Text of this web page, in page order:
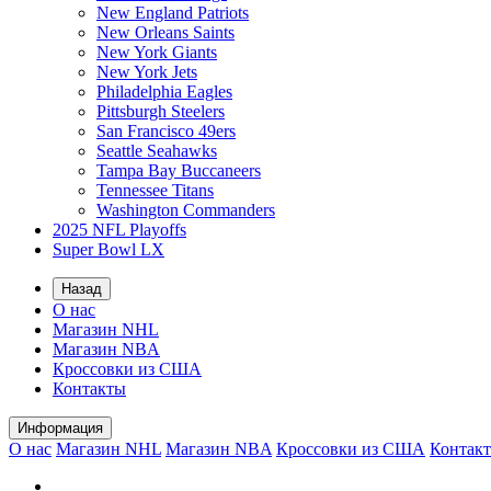
New England Patriots
New Orleans Saints
New York Giants
New York Jets
Philadelphia Eagles
Pittsburgh Steelers
San Francisco 49ers
Seattle Seahawks
Tampa Bay Buccaneers
Tennessee Titans
Washington Commanders
2025 NFL Playoffs
Super Bowl LX
Назад
О нас
Магазин NHL
Магазин NBA
Кроссовки из США
Контакты
Информация
О нас Магазин NHL Магазин NBA Кроссовки из США